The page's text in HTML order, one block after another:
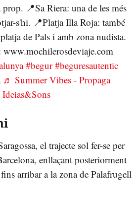
📍Sa Riera: una de les més
s'hi. 📍Platja Illa Roja: també
de Pals i amb zona nudista.
#begur #beguresautentic
♬ Summer Vibes - Propaga
Ideias&Sons
el trajecte sol fer-se per
enllaçant posteriorment
arribar a la zona de Palafrugell